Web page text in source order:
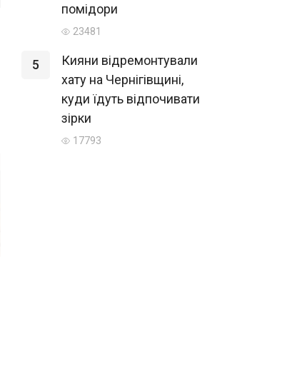
помідори
23481
5
Кияни відремонтували
хату на Чернігівщині,
куди їдуть відпочивати
зірки
17793